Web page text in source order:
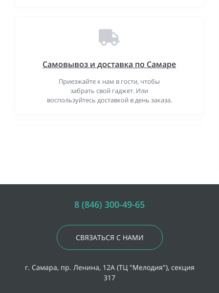
Самовывоз и доставка по Самаре
Приезжайте к нам в гости, чтобы
забрать свой гаджет. Или
воспользуйтесь доставкой в день заказа.
8 (846) 300-49-65
СВЯЗАТЬСЯ С НАМИ
г. Самара, пр. Ленина, 12А (ТЦ "Мелодия"), секция
317